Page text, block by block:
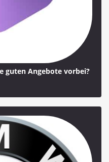
guten Angebote vorbei?